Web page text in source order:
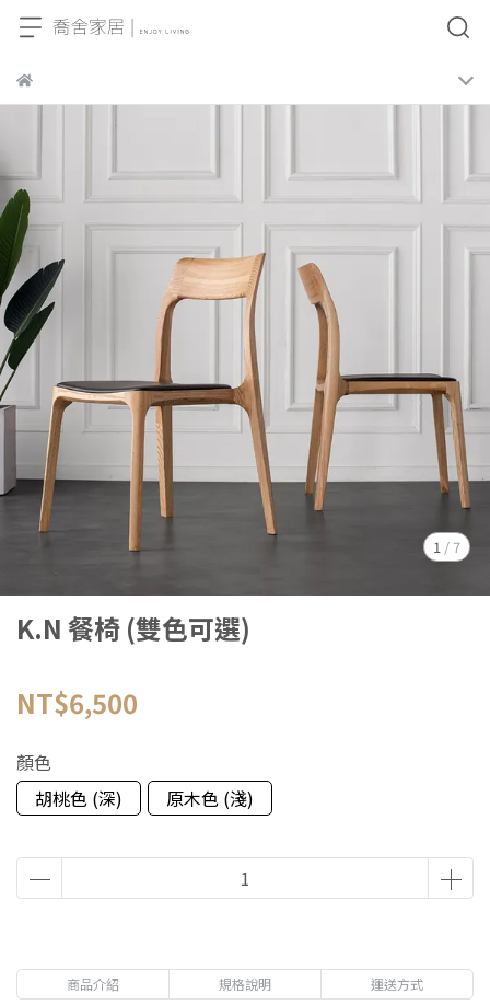
1 /7
K.N 餐椅 (雙色可選)
NT$6,500
顏色
胡桃色 (深)
原木色 (淺)
商品介紹 規格說明 運送方式